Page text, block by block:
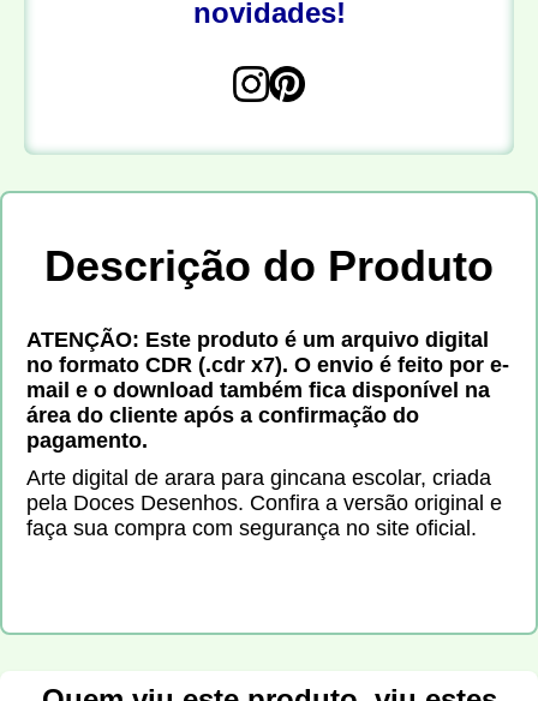
novidades!
Descrição do Produto
ATENÇÃO: Este produto é um arquivo digital
no formato CDR (.cdr x7). O envio é feito por e-
mail e o download também fica disponível na
área do cliente após a confirmação do
pagamento.
Arte digital de arara para gincana escolar, criada
pela Doces Desenhos. Confira a versão original e
faça sua compra com segurança no site oficial.